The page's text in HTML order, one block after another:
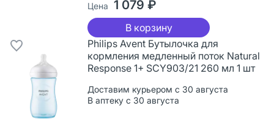
Цена 1 079 ₽
В корзину
Philips Avent Бутылочка для
кормления медленный поток Natural
Response 1+ SCY903/21 260 мл 1 шт
Доставим курьером с 30 августа
В аптеку с 30 августа